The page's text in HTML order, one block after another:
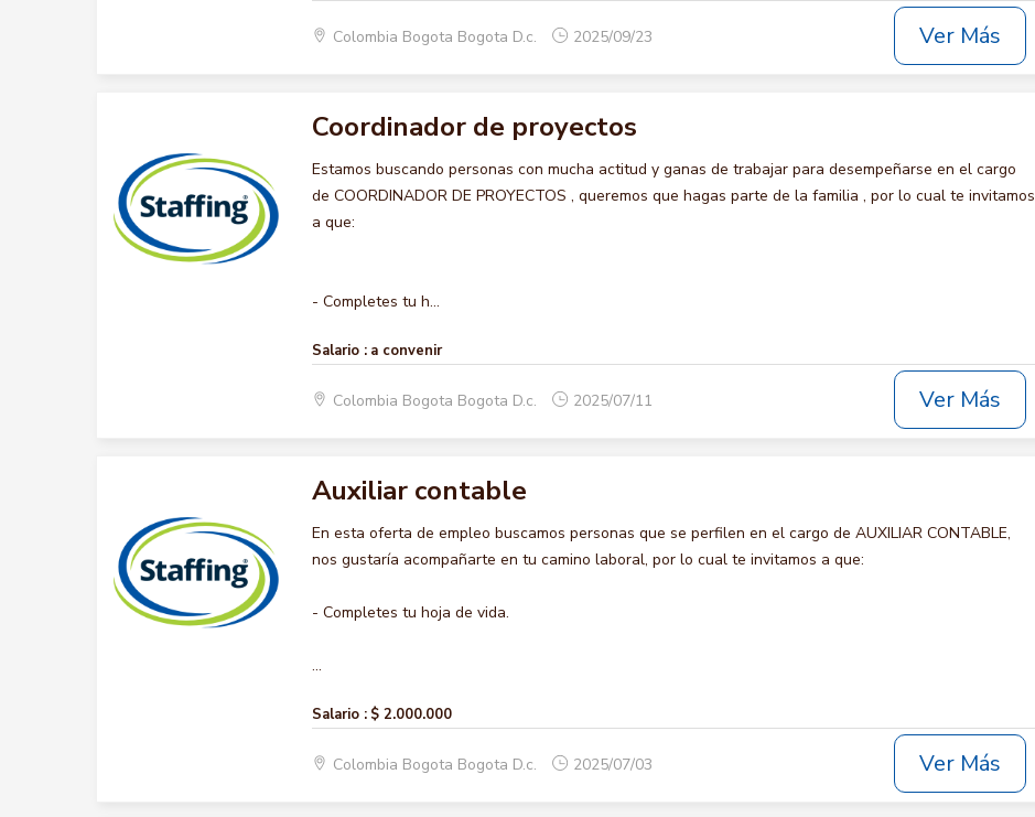
Colombia Bogota Bogota D.c. 2025/09/23 Ver Más
Coordinador de proyectos
Estamos buscando personas con mucha actitud y ganas de trabajar para desempeñarse en el cargo
de COORDINADOR DE PROYECTOS , queremos que hagas parte de la familia , por lo cual te invitamos
a que:
- Completes tu h...
Salario : a convenir
Colombia Bogota Bogota D.c. 2025/07/11 Ver Más
Auxiliar contable
En esta oferta de empleo buscamos personas que se perfilen en el cargo de AUXILIAR CONTABLE,
nos gustaría acompañarte en tu camino laboral, por lo cual te invitamos a que:
- Completes tu hoja de vida.
...
Salario : $ 2.000.000
Colombia Bogota Bogota D.c. 2025/07/03 Ver Más